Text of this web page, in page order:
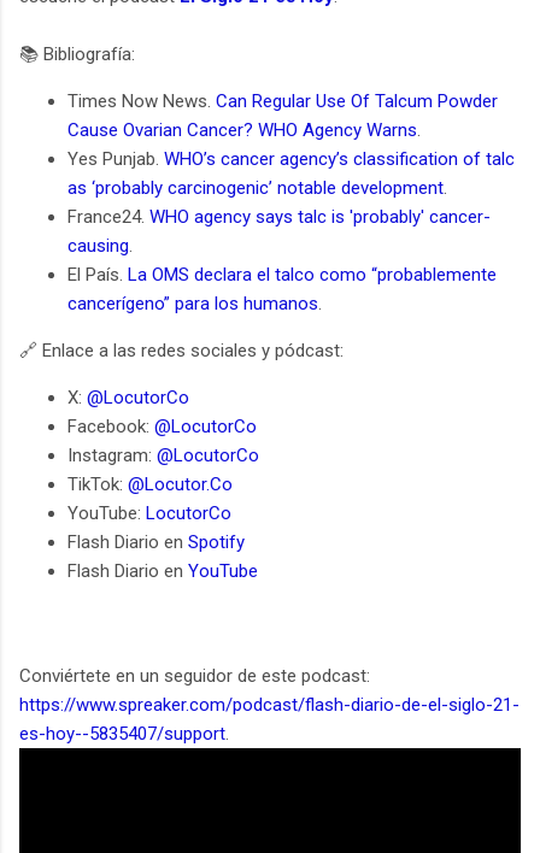
📚 Bibliografía:
Times Now News. Can Regular Use Of Talcum Powder
Cause Ovarian Cancer? WHO Agency Warns.
Yes Punjab. WHO’s cancer agency’s classification of talc
as ‘probably carcinogenic’ notable development.
France24. WHO agency says talc is 'probably' cancer-
causing.
El País. La OMS declara el talco como “probablemente
cancerígeno” para los humanos.
🔗 Enlace a las redes sociales y pódcast:
X: @LocutorCo
Facebook: @LocutorCo
Instagram: @LocutorCo
TikTok: @Locutor.Co
YouTube: LocutorCo
Flash Diario en Spotify
Flash Diario en YouTube
Conviértete en un seguidor de este podcast:
https://www.spreaker.com/podcast/flash-diario-de-el-siglo-21-
es-hoy--5835407/support.